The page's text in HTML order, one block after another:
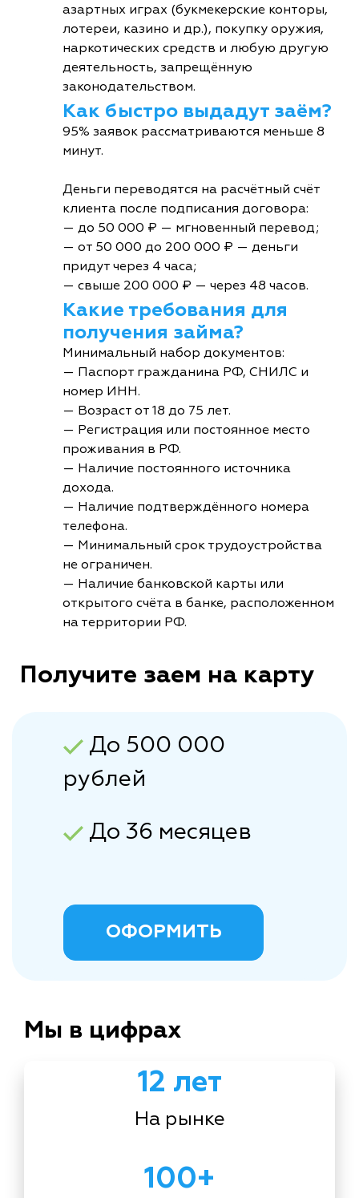
азартных играх (букмекерские конторы,
лотереи, казино и др.), покупку оружия,
наркотических средств и любую другую
деятельность, запрещённую
законодательством.
Как быстро выдадут заём?
95% заявок рассматриваются меньше 8
минут.
Деньги переводятся на расчётный счёт
клиента после подписания договора:
— до 50 000 ₽ — мгновенный перевод;
— от 50 000 до 200 000 ₽ — деньги
придут через 4 часа;
— свыше 200 000 ₽ — через 48 часов.
Какие требования для
получения займа?
Минимальный набор документов:
— Паспорт гражданина РФ, СНИЛС и
номер ИНН.
— Возраст от 18 до 75 лет.
— Регистрация или постоянное место
проживания в РФ.
— Наличие постоянного источника
дохода.
— Наличие подтверждённого номера
телефона.
— Минимальный срок трудоустройства
не ограничен.
— Наличие банковской карты или
открытого счёта в банке, расположенном
на территории РФ.
Получите заем на карту
До 500 000
рублей
До 36 месяцев
ОФОРМИТЬ
Мы в цифрах
12 лет
На рынке
100+